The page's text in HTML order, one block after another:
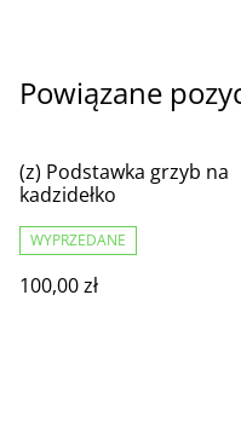
Powiązane
(z) Podstawka grzyb na
kadzidełko
WYPRZEDANE
100,00 zł